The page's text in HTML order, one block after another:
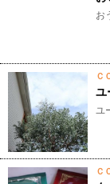
お
Ｃ
ユ
ユ
Ｃ